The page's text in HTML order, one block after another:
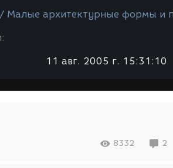
Малые архитектурные формы и
11 авг. 2005 г. 15:31:10
8332 2